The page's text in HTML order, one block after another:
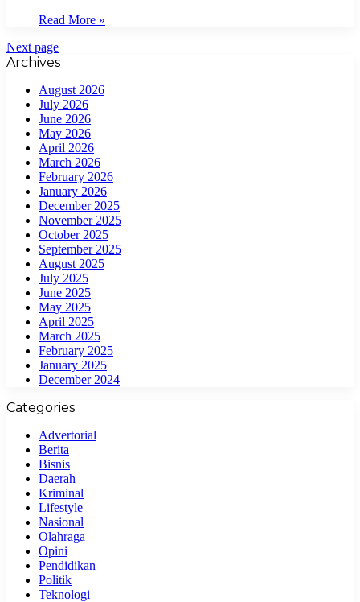
Read More »
Next page
Archives
August 2026
July 2026
June 2026
May 2026
April 2026
March 2026
February 2026
January 2026
December 2025
November 2025
October 2025
September 2025
August 2025
July 2025
June 2025
May 2025
April 2025
March 2025
February 2025
January 2025
December 2024
Categories
Advertorial
Berita
Bisnis
Daerah
Kriminal
Lifestyle
Nasional
Olahraga
Opini
Pendidikan
Politik
Teknologi